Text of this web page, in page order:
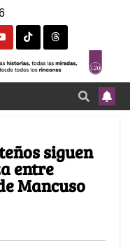
siguen
entre
Mancuso